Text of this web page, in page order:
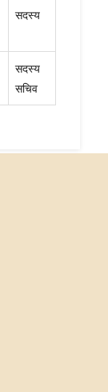
सदस्य
सदस्य
सचिव